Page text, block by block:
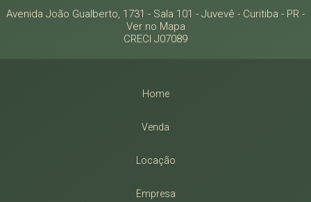
Avenida João Gualberto, 1731 - Sala 101 - Juvevê - Curitiba - PR -
Ver no Mapa
CRECI J07089
Home
Venda
Locação
Empresa